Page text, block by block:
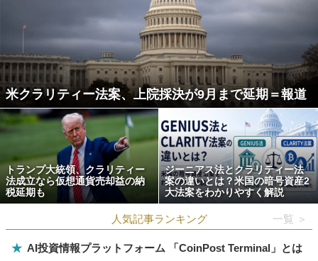
米クラリティー法案、上院採決が9月まで延期＝報道
トランプ大統領、クラリティー
法成立なら仮想通貨売却益の納
税延期も
ジーニアス法とクラリティー法
案の違いとは？米国の暗号資産2
大法案をわかりやすく解説
人気記事ランキング 一覧 ＞
★ AI投資情報プラットフォーム 「CoinPost Terminal」とは